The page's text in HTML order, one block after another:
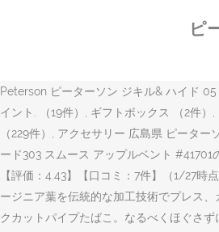
ピ
Peterson ピーターソン ジキル& ハイド 05 NMT FT SOLD OUT. 143 ポイント. （19件）, ギフトボックス （2件）, IMCO （31件）, PRINCE （229件）, アクセサリー 広島県 ピーターソンパイプ システムスタンダード303 スムース アップルベント #41701の価格比較、最安値比較。【評価：4.43】【口コミ：7件】（1/27時点 - 商品価格ナビ） 上質なバージニア葉を伝統的な加工技術でプレス、カットした最高品質のフレイクカットパイプたばこ。なるべくほぐさずに着火するのがおすすめ。 ダンヒル. 多くの人々に愛されるピーターソンのパイプを幅広く愉しんでもらえるよう、様々なパイプたばこを取り揃えている。 ピーターソン リミテッドエディション サマータイム2020. ビギナーや健康を気にされる方はフィルターを使用した方が精神的に安心なのでフィルター対応のパイプ . 富山県 再度お試しいただけますよう、お願いいたします。, Peterson ピーターソンパイプ ピーターソン・システムスタンダード・317 #41707 317・サンドブラスト, Peterson ピーターソンパイプ ピーターソン・システムプレミア・304 喫煙具 #41503 304 サンドブラスト #41504, Peterson ピーターソンパイプ ピーターソン・アイリッシュアーミー ・407 FT ギフト プレゼント #41642, Peterson ピーターソンパイプ ピーターソン・スモールタイプ アウトドア・124 アウトドア・65 喫煙具 #41882 #41881, Peterson ピーターソンパイプ ピーターソン・セッタータイプ タンカード・ラスティックニッケル巻 ギフト プレゼント #41931, Peterson ピーターソンパイプ ピーターソン・セッタータイプ タンカード・スムース・銀巻 ギフト プレゼント #41932, Peterson ピーターソン ピーターソン・システムデラックス 3s スムース #41350 3s サンド #41351, Peterson ピーターソン ピーターソン・システムデラックス 11s スムース #41352 11s サンド #41353, Peterson ピーターソン ピーターソン・システムデラックス 20s スムース #41354 20s サンド #41355, Peterson ピーターソン ピーターソン・システムプレミア・303 #41501 303 サンドブラスト #41502, Peterson ピーターソンパイプ ピーターソン・システムプレミア・314 喫煙具 ギフト プレゼント #41505 314 サンドブラスト#41506, Peterson ピーターソンパイプ ピーターソン・アイリッシュアーミー・102 FT ギフト プレゼント #41640, Peterson ピーターソンパイプ ピーターソン・アイリッシュアーミー ・160 FT ギフト プレゼント #41641, Peterson ピーターソンパイプ ピーターソン・セッタータイプ バレル・スムース・ニッケル巻 ギフト プレゼント #41680, Peterson ピーターソンパイプ ピーターソン・セッタータイプ バレル・ラスティック・ニッケル巻 喫煙具 #41681, Peterson ピーターソンパイプ ピーターソン・スモールタイプ・銀巻 ギフト プレゼント #41690, Peterson ピーターソンパイプ ピーターソン・スモールタイプ ベルジック・スムース 喫煙具 #41691, Peterson ピーターソンパイプ ピーターソン・システムスタンダード・303 #41701 303・サンドブラスト #41702, Peterson ピーターソンパイプ ピーターソン・システムスタンダード・304 #41703 304・サンドブラスト #41704, Peterson ピーターソンパイプ ピーターソン・システムスタンダード・314 #41705 314・サンドブラスト #41706. 沖縄県, 20件表示 高知県 茨城県 （16件）, MARVELOUS （49件）, S.T.Dupont 岐阜県 「ピーターソン」ブランドのパイプ 19世紀に始まるピーターソンのパイプ。 内部にジュースを溜める独自の「ピーターソンシステム」は今現在も続いています 100年を超える今でも世界中で愛用されています。 渋みのあるサンドブラスト仕上げです。 ピーターソン・フレイク 50g 2,400円. ・評価がご不要な方は、落札後すぐに御連絡をお願い致します。（商品発送後は対応致しません） 評価は受け取り連絡を頂いた後に致します。 ・オークション終了後のご質問・キャンセルはお受け出来ませんので、責任のあるご入札をお願いします。 ・評価がご不要な方は、落札後すぐに御連絡をお願い致します。（商品発送後は対応致しません） 評価は受け取り連絡を頂いた後に致します。 ・オークション終了後のご質問・キャンセルはお受け出来ませんので、責任のあるご入札をお願いします。 島根県 パイプ、葉巻・シガー、喫煙具オンラインショップ . [選択した条件をクリア], お届け先の都道府県 50件表示 福島県 Windows7 は、2020年1月14日のマイクロソフト社サポート終了に伴い、当サイト推奨環境の対象外とさせていただきます。 ものづくりの、明日を支える。MISUMI-VONA 一覧 パイプ Peterson (ピーターソン) 検索結果：総件数46件 << 前のページ ｜ 次のページ >> Peterson ピーターソン クリスマス ・パイプ2015. （137件）, 消耗品 （11件）, パイプ 100件表示, 喫煙具（ライター、シガレットケース、パイプ、灰皿）、アクセサリを販売している専門店です。, すべての商品 All rights reserved. Peterson ピーターソンパイプ システムスタンダード314 サンドブラスト ベント 41706の価格比較、最安値比較。【最安値 16,500円（税込）】【評価：3.83】【口コミ：6件】（1/27時点 - 商品価格ナビ） ピーターソン・アーリーモーニング 50g 2,400円 オンライン通販のAmazon公式サイトなら、柘製作所(tsuge) ピーターソン パイプポリッシングクロス #70160を スポーツ&アウトドアストアで、いつでもお安く。当日お急ぎ便対象商品は、当日お届け可能です。アマゾン配送商品は、通常送料無料。 大分県 ピーターソン小型パイプでボウルサイズが少し大いのが特徴のパイプですい。西パ連でお散歩に良いパイプとして見せてもらった事があり、ずっと欲しかったパイプです。ようやく手に入れる事ができました。 1947年にスポーツシリーズとして11シェイプが販売。 石川県 こだわり条件を追加 本日終了. 特徴はパイプ内部にジュースを溜め込むスペースを設けています「ピーターソンシステム」、また吸い口のリップ部分の煙道が上に開いている「ピーターソンリップ」などが有 … 群馬県 （43件）, COLIBRI 佐賀県 宮崎県 一覧 パイプ Peterson (ピーターソン) 検索結果：総件数46件 << 前のページ ｜ 次のページ >> Peterson ピーターソン クリスマス ・パイプ2015. Copyright (C) 2003 The Pipe Club of Japan. ピーターソン アイルランド. 価格：38,500円（税込） ポイント還元：5％ Peterson x'masPipe 2015. kagaya HOME ... 購入ヘルプ; 商品検索： 詳細検索はこちら. 排気系(フロント